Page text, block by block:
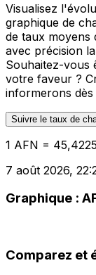
Visualisez
graphique de
de taux moyens
avec précision
Souhaitez-vous
votre faveur ?
informerons
Suivre le taux de
1 AFN =
7 août 2026,
Graphique :
Comparez et